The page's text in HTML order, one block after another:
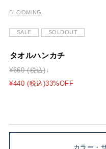
BLOOMING
SALE SOLDOUT
タオルハンカチ
¥660 (税込)
¥440 (税込)33%OFF
カラー・